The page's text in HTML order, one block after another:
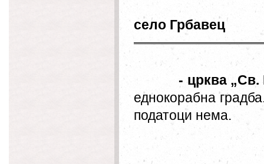
село Грбавец
- црква „Св.
еднокорабна
податоци нема.